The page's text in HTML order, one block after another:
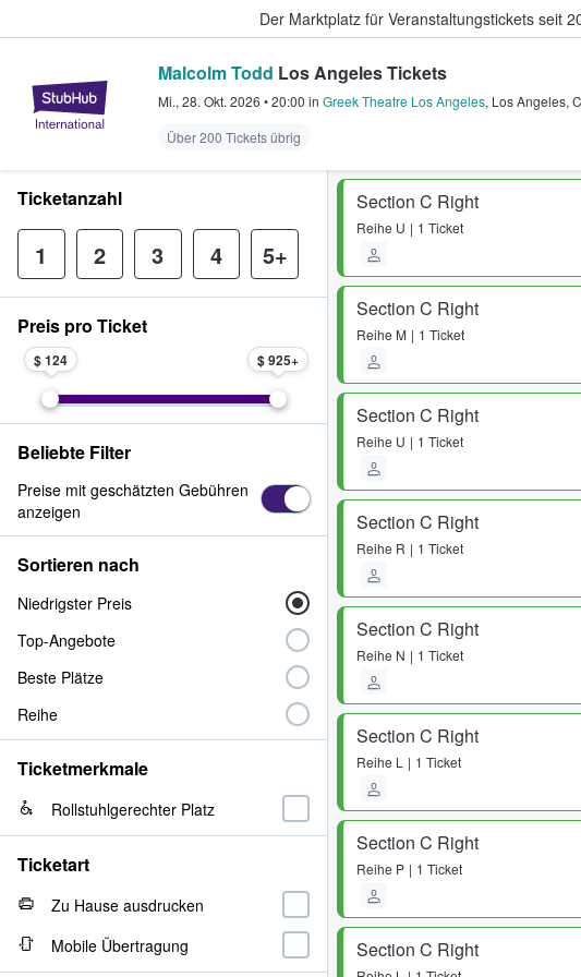
Der Marktplatz für Veranstaltungstickets seit
StubHub - Wo Fans Tickets kaufen &
Malcolm Todd Los Angeles Tickets
Mi., 28. Okt. 2026 •20:00 in Greek Theatre Los Angeles, Los Angeles,
Über 200 Tickets übrig
Section C Right
Reihe U 1 Ticket
Section C Right
Reihe M 1 Ticket
Section C Right
Reihe U 1 Ticket
Section C Right
Reihe R 1 Ticket
Section C Right
Reihe N 1 Ticket
Section C Right
Reihe L 1 Ticket
Section C Right
Reihe P 1 Ticket
Section C Right
Ticketanzahl
1 2 3 4 5+
Preis pro Ticket
$ 124 $ 925
Beliebte Filter
Preise mit geschätzten Gebühren
anzeigen
Sortieren nach
Niedrigster Preis
Top-Angebote
Beste Plätze
Reihe
Ticketmerkmale
Rollstuhlgerechter Platz
Ticketart
Zu Hause ausdrucken
Mobile Übertragung